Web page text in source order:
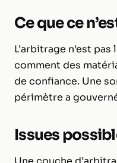
Ce que ce
L’arbitrage n’est
comment des
de confiance. Une
périmètre a
Issues